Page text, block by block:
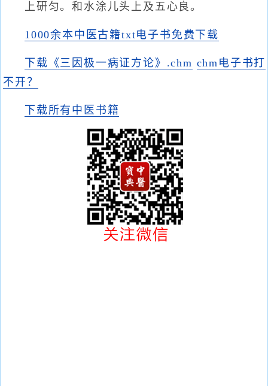
上研匀。和水涂儿头上及五心良。
1000余本中医古籍txt电子书免费下载
下载《三因极一病证方论》.chm chm电子书打
不开？
下载所有中医书籍